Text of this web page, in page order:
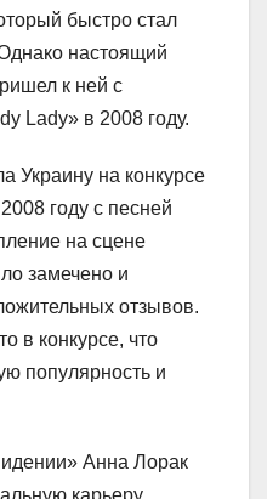
быстро стал
настоящий
к ней с
Lady» в 2008 году.
Украину на конкурсе
году с песней
на сцене
замечено и
отзывов.
в конкурсе, что
популярность и
Анна Лорак